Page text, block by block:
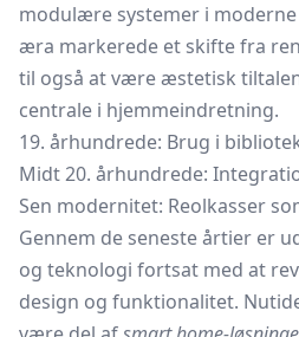
modulære systemer i
æra markerede et skifte fra
til også at være æstetisk
centrale i hjemmeindretning.
19. århundrede: Brug i
Midt 20. århundrede:
Sen modernitet: Reolkasser
Gennem de seneste årtier er
og teknologi fortsat med at
design og funktionalitet.